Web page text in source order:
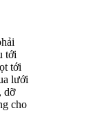
tới
tới
lưới
dỡ
cho